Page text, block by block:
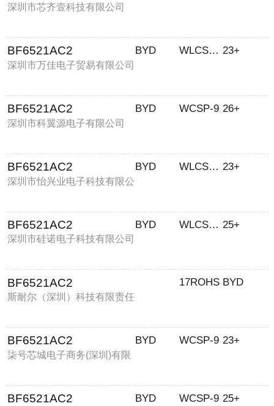
深圳市芯齐壹科技有限公司
BF6521AC2
深圳市万佳电子贸易有限公司
BYD WLCSP-9 23+
BF6521AC2
深圳市科翼源电子有限公司
BYD WCSP-9 26+
BF6521AC2
深圳市怡兴业电子科技有限公
BYD WLCSP-9 23+
BF6521AC2
深圳市硅诺电子科技有限公司
BYD WLCSP-9 25+
BF6521AC2
斯耐尔（深圳）科技有限责任
17ROHS BYD
BF6521AC2
柒号芯城电子商务(深圳)有限
BYD WCSP-9 23+
BF6521AC2 BYD WCSP-9 25+